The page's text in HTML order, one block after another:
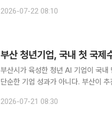
준을 넘어 전 시장이 제시한 민선 9기
2026-07-22 08:10
부산시가 육성한 청년 AI 기업이 국
단순한 기업 성과가 아니다. 부산이
소의 기술 이전과 지원을 받은 지역
2026-07-21 08:30